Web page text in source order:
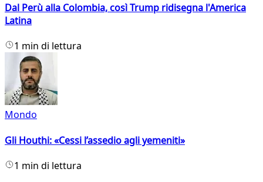
Dal Perù alla Colombia, così Trump ridisegna l'America
Latina
1 min di lettura
Mondo
Gli Houthi: «Cessi l’assedio agli yemeniti»
1 min di lettura